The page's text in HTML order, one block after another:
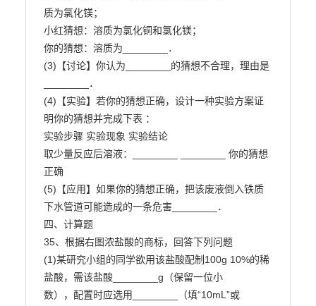
质为氯化镁；
小红猜想：溶质为氯化铜和氯化镁；
你的猜想：溶质为________．
(3)【讨论】你认为________的猜想不合理，理由是
________．
(4)【实验】若你的猜想正确，设计一种实验方案证
明你的猜想并完成下表 ：
实验步骤 实验现象 实验结论
取少量反应后溶液：________ ________ 你的猜想
正确
(5)【应用】如果你的猜想正确，把该废液倒入铁质
下水管道可能造成的一条危害________．
四、计算题
35、根据右图浓盐酸的商标，回答下列问题
(1)某研究小组的同学欲用该盐酸配制100g 10%的稀
盐酸，需该盐酸________g（保留一位小
数），配置时应选用________（填“10mL”或